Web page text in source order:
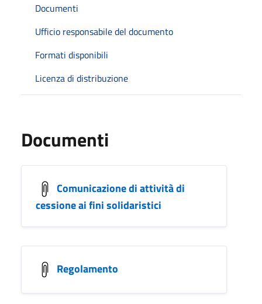
Documenti
Ufficio responsabile del documento
Formati disponibili
Licenza di distribuzione
Documenti
Comunicazione di attività di
cessione ai fini solidaristici
Regolamento